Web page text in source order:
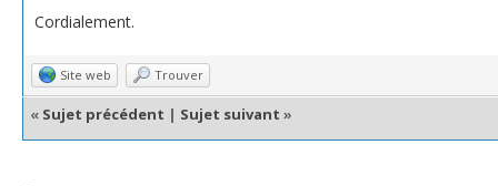
Cordialement.
Site web Trouver
« Sujet précédent | Sujet suivant »